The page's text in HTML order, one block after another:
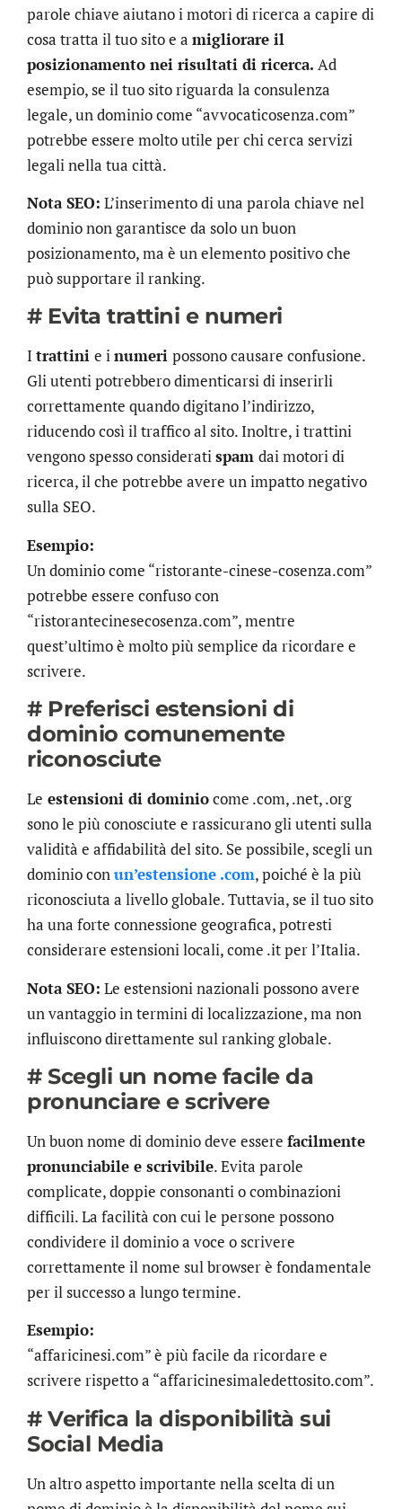
parole chiave aiutano i motori di ricerca a capire di
cosa tratta il tuo sito e a migliorare il
posizionamento nei risultati di ricerca. Ad
esempio, se il tuo sito riguarda la consulenza
legale, un dominio come “avvocaticosenza.com”
potrebbe essere molto utile per chi cerca servizi
legali nella tua città.
Nota SEO: L’inserimento di una parola chiave nel
dominio non garantisce da solo un buon
posizionamento, ma è un elemento positivo che
può supportare il ranking.
# Evita trattini e numeri
I trattini e inumeri possono causare confusione.
Gli utenti potrebbero dimenticarsi di inserirli
correttamente quando digitano l’indirizzo,
riducendo così il traffico al sito. Inoltre, i trattini
vengono spesso consideratispam dai motori di
ricerca, il che potrebbe avere un impatto negativo
sulla SEO.
Esempio:
Un dominio come “ristorante-cinese-cosenza.com”
potrebbe essere confuso con
“ristorantecinesecosenza.com”, mentre
quest’ultimo è molto più semplice da ricordare e
scrivere.
# Preferisci estensioni di
dominio comunemente
riconosciute
Le estensioni di dominiocome .com, .net, .org
sono le più conosciute e rassicurano gli utenti sulla
validità e affidabilità del sito. Se possibile, scegli un
dominio conun’estensione .com, poiché è la più
riconosciuta a livello globale. Tuttavia, se il tuo sito
ha una forte connessione geografica, potresti
considerare estensioni locali, come .it per l’Italia.
Nota SEO: Le estensioni nazionali possono avere
un vantaggio in termini di localizzazione, ma non
influiscono direttamente sul ranking globale.
# Scegli un nome facile da
pronunciare e scrivere
Un buon nome di dominio deve essere facilmente
pronunciabile e scrivibile. Evita parole
complicate, doppie consonanti o combinazioni
difficili. La facilità con cui le persone possono
condividere il dominio a voce o scrivere
correttamente il nome sul browser è fondamentale
per il successo a lungo termine.
Esempio:
“affaricinesi.com” è più facile da ricordare e
scrivere rispetto a “affaricinesimaledettosito.com”.
# Verifica la disponibilità sui
Social Media
Un altro aspetto importante nella scelta di un